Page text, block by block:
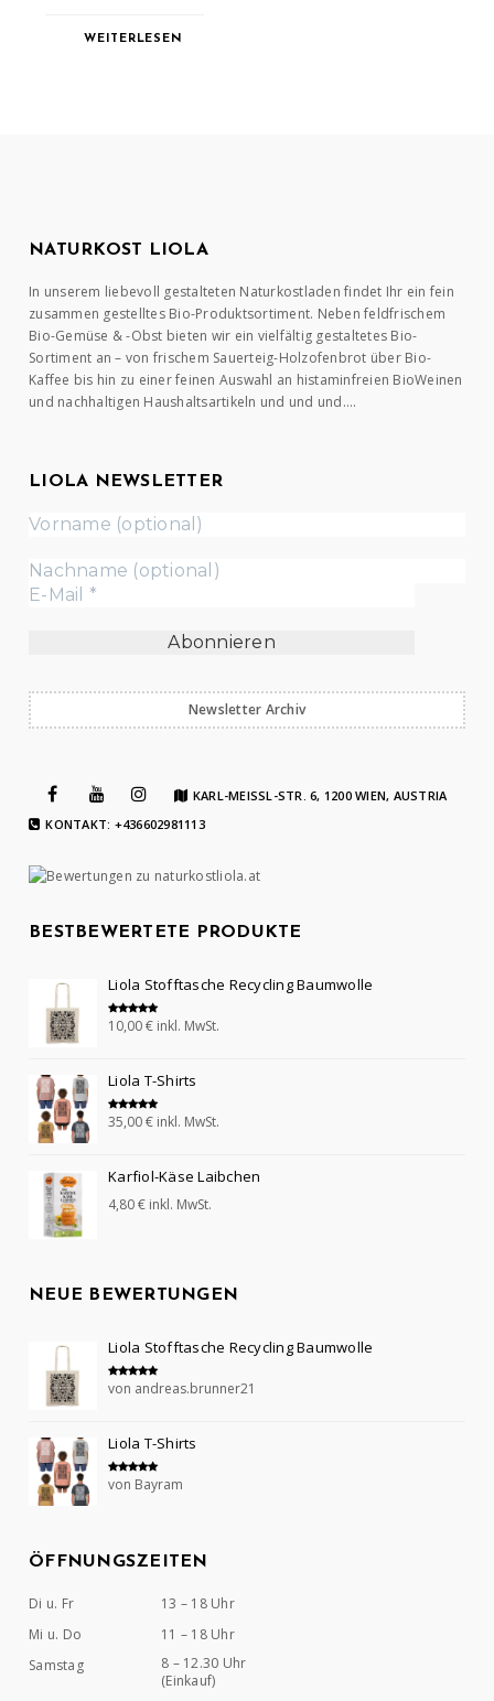
WEITERLESEN
NATURKOST LIOLA
In unserem liebevoll gestalteten Naturkostladen findet Ihr ein fein
zusammen gestelltes Bio-Produktsortiment. Neben feldfrischem
Bio-Gemüse & -Obst bieten wir ein vielfältig gestaltetes Bio-
Sortiment an – von frischem Sauerteig-Holzofenbrot über Bio-
Kaffee bis hin zu einer feinen Auswahl an histaminfreien BioWeinen
und nachhaltigen Haushaltsartikeln und und und….
LIOLA NEWSLETTER
Newsletter Archiv
KARL-MEISSL-STR. 6, 1200 WIEN, AUSTRIA
KONTAKT: +436602981113
BESTBEWERTETE PRODUKTE
Liola Stofftasche Recycling Baumwolle
Bewertet mit
5.00
10,00€ inkl. MwSt.
Liola T-Shirts
Bewertet mit
5.00
35,00€ inkl. MwSt.
Karfiol-Käse Laibchen
4,80€ inkl. MwSt.
NEUE BEWERTUNGEN
Liola Stofftasche Recycling Baumwolle
Bewertet mit
von andreas.brunner21
Liola T-Shirts
Bewertet mit
von Bayram
ÖFFNUNGSZEITEN
Di u. Fr
13 – 18 Uhr
Mi u. Do
11 – 18 Uhr
Samstag
8 – 12.30 Uhr
(Einkauf)